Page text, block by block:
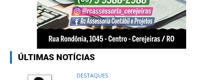
ÚLTIMAS NOTÍCIAS
DESTAQUES